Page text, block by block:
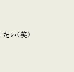
たい(笑)